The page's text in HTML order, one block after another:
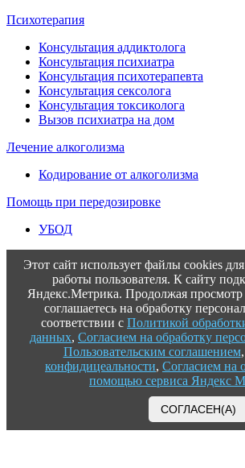
Психотерапия
Консультация аддиктолога
Консультация психиатра
Консультация психотерапевта
Консультация сексолога
Консультация токсиколога
Вызов психиатра на дом
Лечение алкоголизма
Кодирование от алкоголизма
Помощь при передозировке
УБОД
Этот сайт использует файлы cookies
работы пользователя. К сайту
Яндекс.Метрика. Продолжая просмотр
соглашаетесь на обработку
соответствии с Политикой
данных, Согласием на обработку
Пользовательским соглашением,
конфидицеальности, Согласием на
помощью сервиса Яндекс
СОГЛАСЕН(А)